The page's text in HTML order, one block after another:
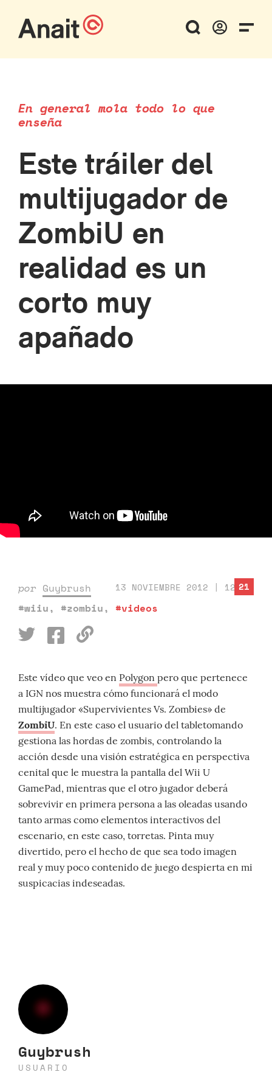
En general mola todo lo que
enseña
Este tráiler del
multijugador de
ZombiU en
realidad es un
corto muy
apañado
por Guybrush 13 NOVIEMBRE 2012 | 12:55
#wiiu, #zombiu, #videos
21
Este vídeo que veo en Polygon pero que pertenece
a IGN nos muestra cómo funcionará el modo
multijugador «Supervivientes Vs. Zombies» de
ZombiU. En este caso el usuario del tabletomando
gestiona las hordas de zombis, controlando la
acción desde una visión estratégica en perspectiva
cenital que le muestra la pantalla del Wii U
GamePad, mientras que el otro jugador deberá
sobrevivir en primera persona a las oleadas usando
tanto armas como elementos interactivos del
escenario, en este caso, torretas. Pinta muy
divertido, pero el hecho de que sea todo imagen
real y muy poco contenido de juego despierta en mi
suspicacias indeseadas.
Guybrush
USUARIO